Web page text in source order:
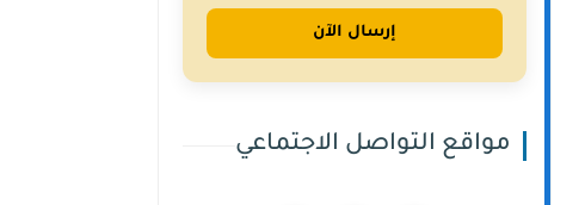
إرسال الآن
مواقع التواصل الاجتماعي